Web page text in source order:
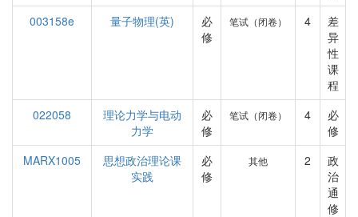
003158e
量子物理(英)
必
修
笔试（闭卷） 4
差
异
性
课
程
022058
理论力学与电动
力学
必
修
笔试（闭卷） 4
必
修
MARX1005
思想政治理论课
实践
必
修
其他 2
政
治
通
修